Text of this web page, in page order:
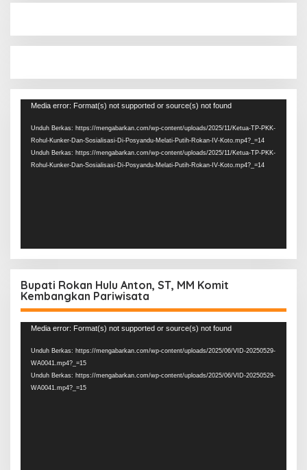
Pemutar
Media error: Format(s) not supported or source(s) not found
Unduh Berkas: https://mengabarkan.com/wp-content/uploads/2025/11/Ketua-TP-PKK-
Rohul-Kunker-Dan-Sosialisasi-Di-Posyandu-Melati-Putih-Rokan-IV-Koto.mp4?_=14
Unduh Berkas: https://mengabarkan.com/wp-content/uploads/2025/11/Ketua-TP-PKK-
Rohul-Kunker-Dan-Sosialisasi-Di-Posyandu-Melati-Putih-Rokan-IV-Koto.mp4?_=14
Bupati Rokan Hulu Anton, ST, MM Komit
Kembangkan Pariwisata
Pemutar
Media error: Format(s) not supported or source(s) not found
Unduh Berkas: https://mengabarkan.com/wp-content/uploads/2025/06/VID-20250529-
WA0041.mp4?_=15
Unduh Berkas: https://mengabarkan.com/wp-content/uploads/2025/06/VID-20250529-
WA0041.mp4?_=15